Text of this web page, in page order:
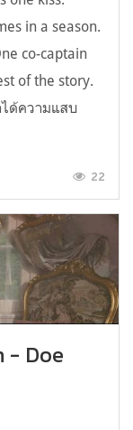
in a season.
co-captain
of the story.
ด้ความแสบ
22
- Doe